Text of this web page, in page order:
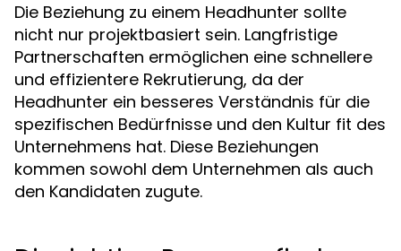
Die Beziehung zu einem Headhunter sollte
nicht nur projektbasiert sein. Langfristige
Partnerschaften ermöglichen eine schnellere
und effizientere Rekrutierung, da der
Headhunter ein besseres Verständnis für die
spezifischen Bedürfnisse und den Kultur fit des
Unternehmens hat. Diese Beziehungen
kommen sowohl dem Unternehmen als auch
den Kandidaten zugute.